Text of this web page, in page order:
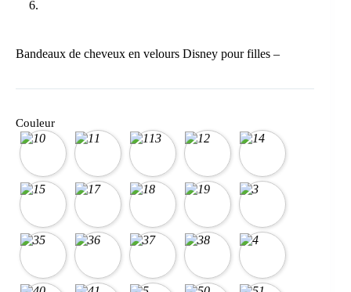
Bandeaux de cheveux en velours Disney pour filles –
Couleur